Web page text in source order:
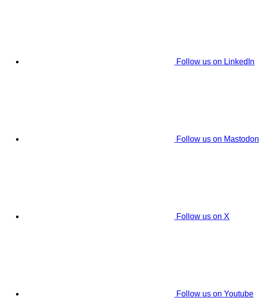
Follow us on LinkedIn
Follow us on Mastodon
Follow us on X
Follow us on Youtube